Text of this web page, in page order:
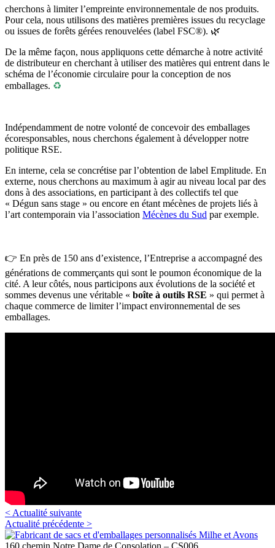
cherchons à limiter l’empreinte environnementale de nos produits.
Pour cela, nous utilisons des matières premières issues du recyclage
ou issues de forêts gérées renouvelées (label FSC®). 🌿
De la même façon, nous appliquons cette démarche à notre activité
de distributeur en cherchant à utiliser des matières qui entrent dans le
schéma de l’économie circulaire pour la conception de nos
emballages. ♻
Indépendamment de notre volonté de concevoir des emballages
écoresponsables, nous cherchons également à développer notre
politique RSE.
En interne, cela se concrétise par l’obtention de label Emplitude. En
externe, nous cherchons au maximum à agir au niveau local par des
dons à des associations, en participant à des collectifs tel que
« Dégun sans stage » ou encore en étant mécènes de projets liés à
l’art contemporain via l’association Mécènes du Sud par exemple.
👉 En près de 150 ans d’existence, l’Entreprise a accompagné des
générations de commerçants qui sont le poumon économique de la
cité. A leur côtés, nous participons aux évolutions de la société et
sommes devenus une véritable « boîte à outils RSE » qui permet à
chaque commerce de limiter l’impact environnemental de ses
emballages.
< Actualité suivante
Actualité précédente >
160 chemin Notre Dame de Consolation – CS006